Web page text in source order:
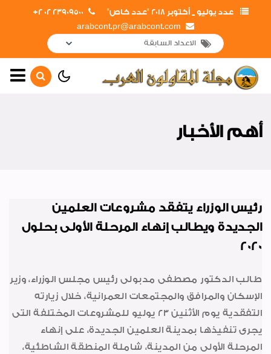
عدد يوليو _ أكتوبر 2018 "عدد خاص"
23909500 02 2+
arabcont.pr@arabcont.com
جولات وزيارات خارجية
لقاءات واجتماعات
لوحة شرف
تعاقدات جديدة
اخبار متنوعة
أهم الأخبار
رئيس الوزراء يتفقد مشروعات العلمين
الجديدة ويطالب إنهاء المرحلة الأولى بحلول
2020
طالب الدكتور مصطفى مدبولى رئيس مجلس الوزراء، وزير
الإسكان والمرافق والمجتمعات العمرانية، خلال زيارته
التفقدية يوم الأثنين 23 يوليو للمشروعات المختلفة التى
يجرى تنفيذها بمدينة العلمين الجديدة، على إنهاء
المرحلة الأولى من المدينة، شاملة المنطقة الشاطئية،